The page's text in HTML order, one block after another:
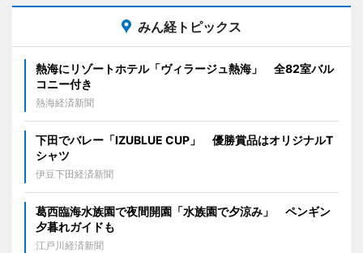
みん経トピックス
熱海にリゾートホテル「ヴィラージュ熱海」 全82室バル
コニー付き
熱海経済新聞
下田でバレー「IZUBLUE CUP」 優勝賞品はオリジナルT
シャツ
伊豆下田経済新聞
葛西臨海水族園で夜間開園「水族園で夕涼み」 ペンギン
夕暮れガイドも
江戸川経済新聞